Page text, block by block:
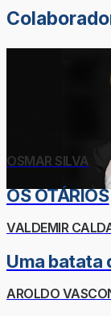
OSMAR SILVA
OS OTÁRIOS
VALDEMIR
Uma batata
AROLDO